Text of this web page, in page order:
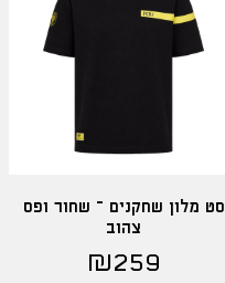
סט מלון שחקנים – שחור ופס
צהוב
₪259